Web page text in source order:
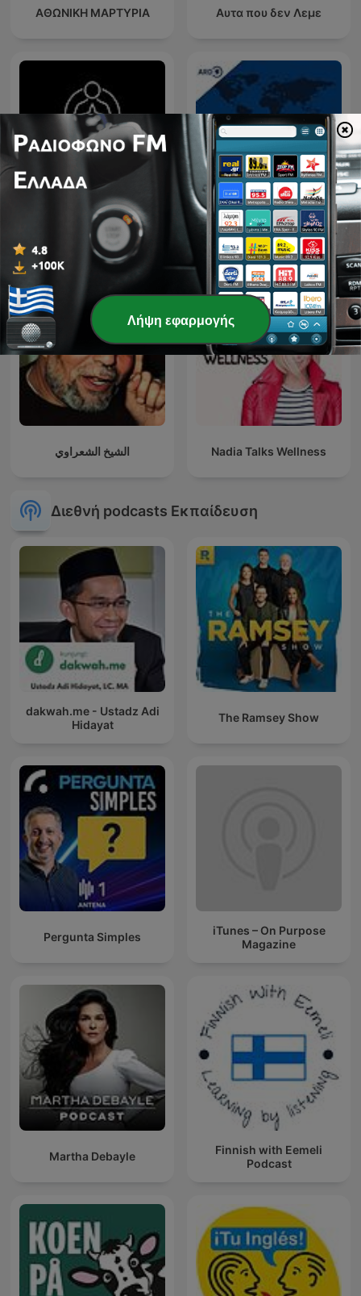
ΑΘΩΝΙΚΗ ΜΑΡΤΥΡΙΑ Αυτα που δεν Λεμε
Ideas para Vivir Mejor
tagesschau in Einfacher
Sprache (Audio)
الشيخ الشعراوي Nadia Talks Wellness
Διεθνή podcasts Εκπαίδευση
dakwah.me - Ustadz Adi
Hidayat
The Ramsey Show
Pergunta Simples
iTunes – On Purpose
Magazine
Martha Debayle
Finnish with Eemeli
Podcast
Λήψη εφαρμογής